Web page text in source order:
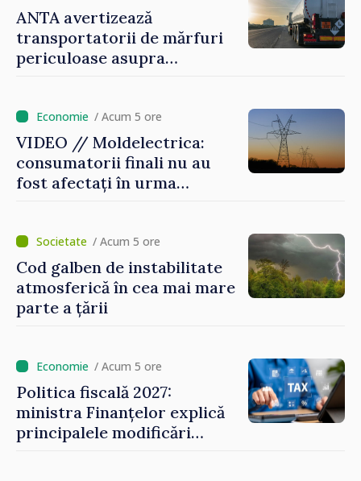
ANTA avertizează
transportatorii de mărfuri
periculoase asupra
/ Acum 5 ore
VIDEO // Moldelectrica:
consumatorii finali nu au
fost afectați în urma
reparație vor fi efectuate în
regim prioritar
/ Acum 5 ore
Cod galben de instabilitate
atmosferică în cea mai mare
parte a țării
/ Acum 5 ore
Politica fiscală 2027:
ministra Finanțelor explică
principalele modificări